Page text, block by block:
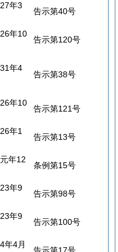
年3
告示第40号
年10
告示第120号
年4
告示第38号
年10
告示第121号
年1
告示第13号
年12
条例第15号
年9
告示第98号
年9
告示第100号
年4月